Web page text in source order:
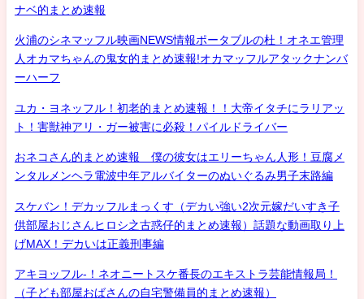
ナベ的まとめ速報
火浦のシネマッフル映画NEWS情報ポータブルの杜！オネエ管理
人オカマちゃんの鬼女的まとめ速報!オカマッフルアタックナンバ
ーハーフ
ユカ・ヨネッフル！初老的まとめ速報！！大帝イタチにラリアッ
ト！害獣神アリ・ガー被害に必殺！パイルドライバー
おネコさん的まとめ速報 僕の彼女はエリーちゃん人形！豆腐メ
ンタルメンヘラ電波中年アルバイターのぬいぐるみ男子末路編
スケバン！デカッフルまっくす（デカい強い2次元嫁だいすき子
供部屋おじさんヒロシ之古惑仔的まとめ速報）話題な動画取り上
げMAX！デカいは正義刑事編
アキヨッフル-！ネオニートスケ番長のエキストラ芸能情報局！
（子ども部屋おばさんの自宅警備員的まとめ速報）